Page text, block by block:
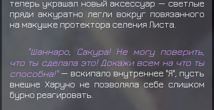
теперь украшал новый аксессуар — светлые
пряди аккуратно легли вокруг повязанного
на макушке протектора селения Листа.
"Шаннаро, Сакура! Не могу поверить,
что ты сделала это! Докажи всем на что ты
способна!"— вскипало внутреннее "Я", пусть
внешне Харуно не позволяла себе слишком
бурно реагировать.